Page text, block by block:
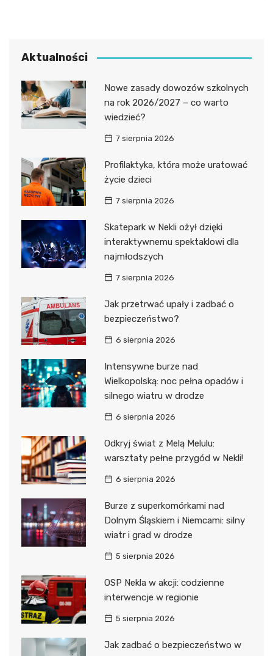
Aktualności
Nowe zasady dowozów szkolnych
na rok 2026/2027 – co warto
wiedzieć?
7 sierpnia 2026
Profilaktyka, która może uratować
życie dzieci
7 sierpnia 2026
Skatepark w Nekli ożył dzięki
interaktywnemu spektaklowi dla
najmłodszych
7 sierpnia 2026
Jak przetrwać upały i zadbać o
bezpieczeństwo?
6 sierpnia 2026
Intensywne burze nad
Wielkopolską: noc pełna opadów i
silnego wiatru w drodze
6 sierpnia 2026
Odkryj świat z Melą Melulu:
warsztaty pełne przygód w Nekli!
6 sierpnia 2026
Burze z superkomórkami nad
Dolnym Śląskiem i Niemcami: silny
wiatr i grad w drodze
5 sierpnia 2026
OSP Nekla w akcji: codzienne
interwencje w regionie
5 sierpnia 2026
Jak zadbać o bezpieczeństwo w